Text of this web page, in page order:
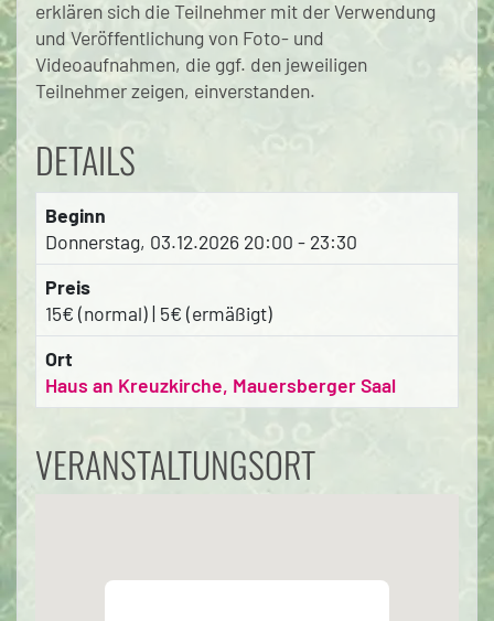
erklären sich die Teilnehmer mit der Verwendung
und Veröffentlichung von Foto- und
Videoaufnahmen, die ggf. den jeweiligen
Teilnehmer zeigen, einverstanden.
DETAILS
Beginn
Donnerstag, 03.12.2026 20:00 - 23:30
Preis
15€ (normal) | 5€ (ermäßigt)
Ort
Haus an Kreuzkirche, Mauersberger Saal
VERANSTALTUNGSORT